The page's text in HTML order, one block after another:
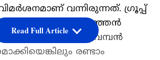
വന്നിരുന്നത്. ഗ്രൂപ്പ്
മത്സരത്തിൽ കുഞ്ഞൻ
7-1 ന്റെ വമ്പൻ
രണ്ടാം
Read Full Article